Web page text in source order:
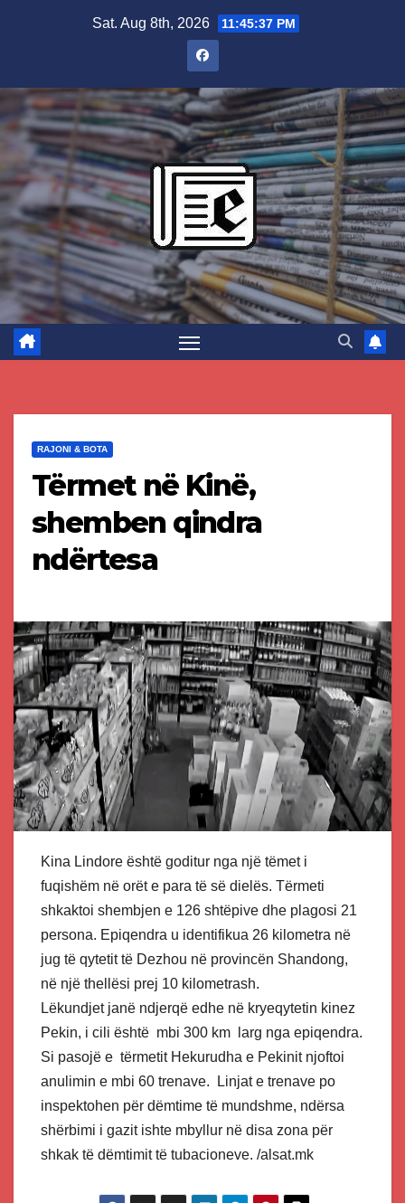
Sat. Aug 8th, 2026 11:45:38 PM
RAJONI & BOTA
Tërmet në Kinë,
shemben qindra
ndërtesa
Kina Lindore është goditur nga një tëmet i
fuqishëm në orët e para të së dielës. Tërmeti
shkaktoi shembjen e 126 shtëpive dhe plagosi 21
persona. Epiqendra u identifikua 26 kilometra në
jug të qytetit të Dezhou në provincën Shandong,
në një thellësi prej 10 kilometrash.
Lëkundjet janë ndjerqë edhe në kryeqytetin kinez
Pekin, i cili është mbi 300 km larg nga epiqendra.
Si pasojë e tërmetit Hekurudha e Pekinit njoftoi
anulimin e mbi 60 trenave. Linjat e trenave po
inspektohen për dëmtime të mundshme, ndërsa
shërbimi i gazit ishte mbyllur në disa zona për
shkak të dëmtimit të tubacioneve. /alsat.mk